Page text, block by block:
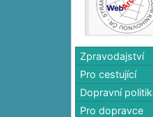
Zpravodajství
Pro cestující
Dopravní
Pro dopravce